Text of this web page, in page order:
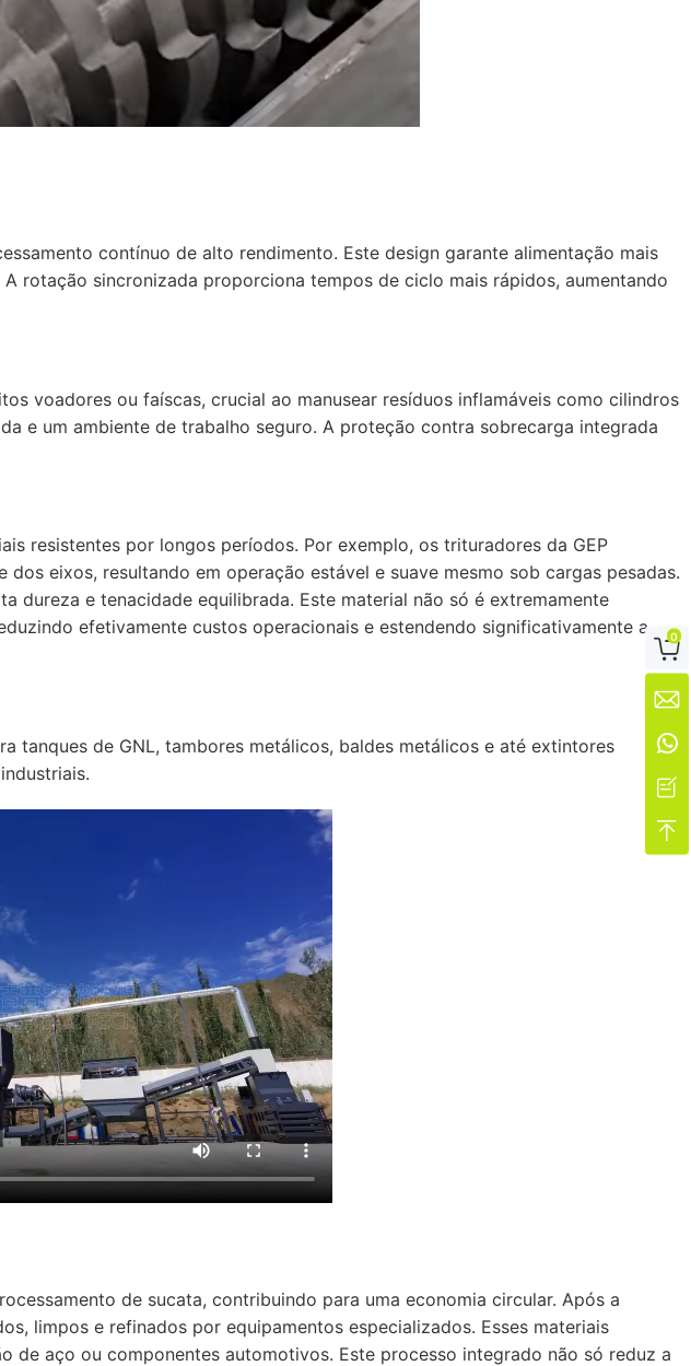
contínuo de alto rendimento. Este design garante alimentação mais
rotação sincronizada proporciona tempos de ciclo mais rápidos, aumentando
voadores ou faíscas, crucial ao manusear resíduos inflamáveis como cilindros
e um ambiente de trabalho seguro. A proteção contra sobrecarga integrada
resistentes por longos períodos. Por exemplo, os trituradores da GEP
eixos, resultando em operação estável e suave mesmo sob cargas pesadas.
dureza e tenacidade equilibrada. Este material não só é extremamente
efetivamente custos operacionais e estendendo significativamente a
tanques de GNL, tambores metálicos, baldes metálicos e até extintores
de sucata, contribuindo para uma economia circular. Após a
limpos e refinados por equipamentos especializados. Esses materiais
aço ou componentes automotivos. Este processo integrado não só reduz a

0



